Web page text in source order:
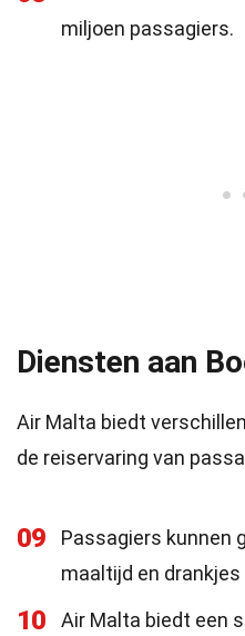
miljoen passagiers.
Diensten aan
Air Malta biedt
de reiservaring van
09
Passagiers kunnen
maaltijd en
10 Air Malta biedt een